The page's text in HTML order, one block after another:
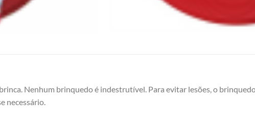
Nenhum brinquedo é indestrutível. Para evitar lesões, o
necessário.